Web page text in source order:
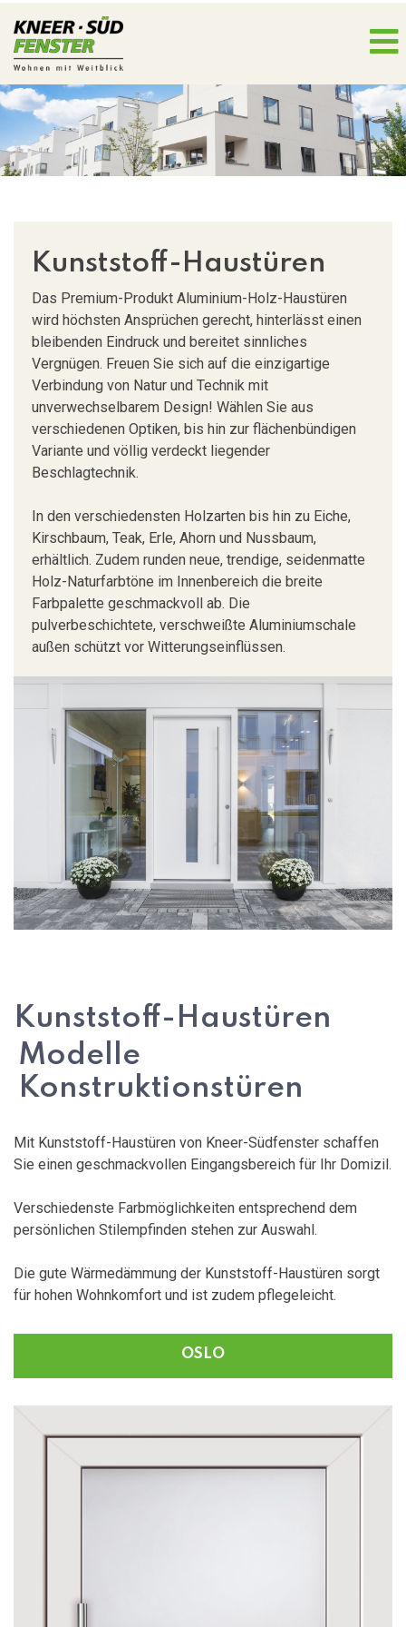
Kunststoff-Haustüren
Das Premium-Produkt Aluminium-Holz-Haustüren
wird höchsten Ansprüchen gerecht, hinterlässt einen
bleibenden Eindruck und bereitet sinnliches
Vergnügen. Freuen Sie sich auf die einzigartige
Verbindung von Natur und Technik mit
unverwechselbarem Design! Wählen Sie aus
verschiedenen Optiken, bis hin zur flächenbündigen
Variante und völlig verdeckt liegender
Beschlagtechnik.
In den verschiedensten Holzarten bis hin zu Eiche,
Kirschbaum, Teak, Erle, Ahorn und Nussbaum,
erhältlich. Zudem runden neue, trendige, seidenmatte
Holz-Naturfarbtöne im Innenbereich die breite
Farbpalette geschmackvoll ab. Die
pulverbeschichtete, verschweißte Aluminiumschale
außen schützt vor Witterungseinflüssen.
Kunststoff-Haustüren
Modelle
Konstruktionstüren
Mit Kunststoff-Haustüren von Kneer-Südfenster schaffen
Sie einen geschmackvollen Eingangsbereich für Ihr Domizil.
Verschiedenste Farbmöglichkeiten entsprechend dem
persönlichen Stilempfinden stehen zur Auswahl.
Die gute Wärmedämmung der Kunststoff-Haustüren sorgt
für hohen Wohnkomfort und ist zudem pflegeleicht.
OSLO